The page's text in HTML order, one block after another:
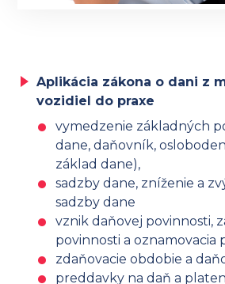
Aplikácia zákona o dani z
vozidiel do praxe
vymedzenie základných
dane, daňovník,
základ dane),
sadzby dane, zníženie a
sadzby dane
vznik daňovej povinnosti,
povinnosti a oznamovacia
zdaňovacie obdobie a
preddavky na daň a